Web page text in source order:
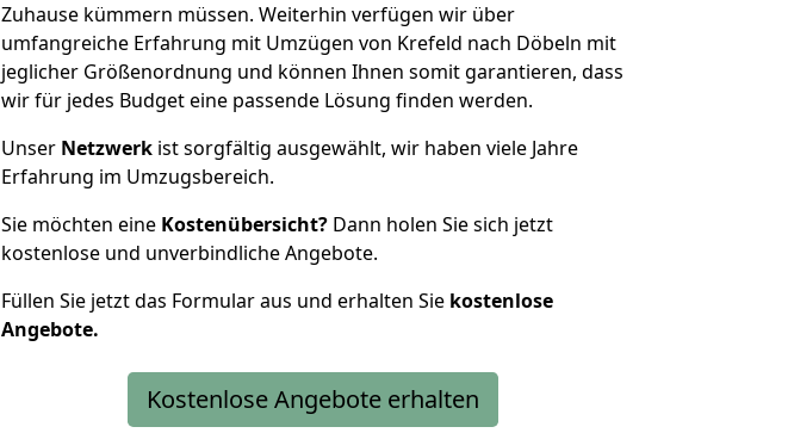
Zuhause kümmern müssen. Weiterhin verfügen wir über
umfangreiche Erfahrung mit Umzügen von Krefeld nach Döbeln mit
jeglicher Größenordnung und können Ihnen somit garantieren, dass
wir für jedes Budget eine passende Lösung finden werden.
Unser Netzwerk ist sorgfältig ausgewählt, wir haben viele Jahre
Erfahrung im Umzugsbereich.
Sie möchten eine Kostenübersicht? Dann holen Sie sich jetzt
kostenlose und unverbindliche Angebote.
Füllen Sie jetzt das Formular aus und erhalten Sie kostenlose
Angebote.
Kostenlose Angebote erhalten